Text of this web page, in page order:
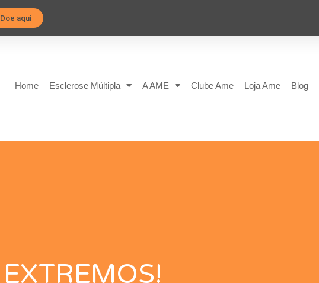
Doe aqui
Home Esclerose Múltipla A AME Clube Ame Loja Ame Blog
EXTREMOS!